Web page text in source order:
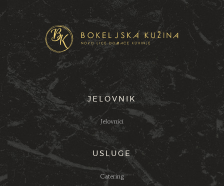
JELOVNIK
Jelovnici
USLUGE
Catering